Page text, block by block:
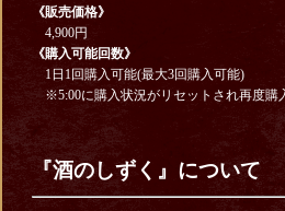
《販売価格》
4,900円
《購入可能回数》
1日1回購入可能(最大3回購入可能)
※5:00に購入状況がリセットされ再度購
『酒のしずく』について